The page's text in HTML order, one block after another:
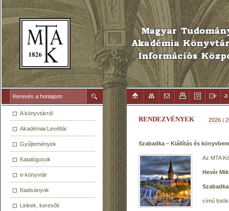
A könyvtárról
Akadémiai Levéltár
Gyűjtemények
Katalógusok
e-könyvtár
Kiadványok
Linkek, keresők
RENDEZVÉNYEK 2026 |
Szabadka – Kiállítás és
Az MTA
Hevér
című